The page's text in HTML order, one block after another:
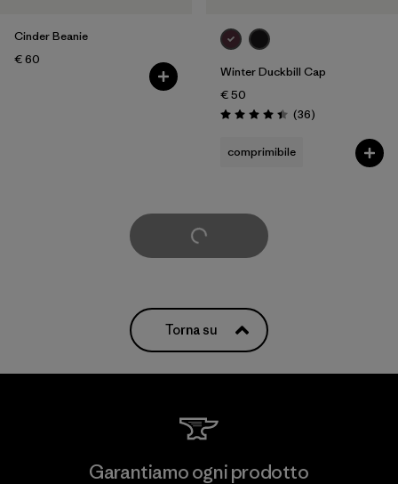
Cinder Beanie
€ 60
Winter Duckbill Cap
€ 50
Valutazione: 4.4 / 5
(36Recensioni
)
comprimibile
Carica di più
Torna su
Garantiamo ogni prodotto